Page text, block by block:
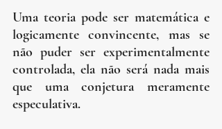
Uma teoria pode ser matemática e
logicamente convincente, mas se
não puder ser experimentalmente
controlada, ela não será nada mais
que uma conjetura meramente
especulativa.